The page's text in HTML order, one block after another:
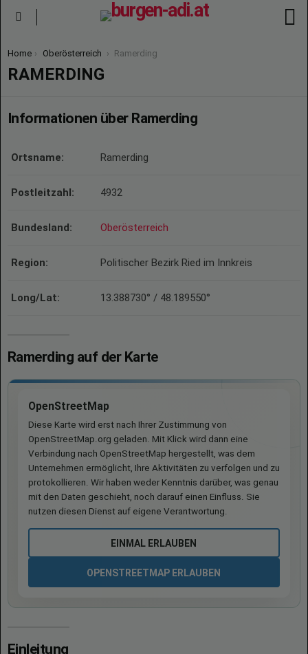
You are here:
Home Oberösterreich Ramerding
RAMERDING
Informationen über Ramerding
Ortsname: Ramerding
Postleitzahl: 4932
Bundesland: Oberösterreich
Region: Politischer Bezirk Ried im Innkreis
Long/Lat: 13.388730° / 48.189550°
Ramerding auf der Karte
OpenStreetMap
Diese Karte wird erst nach Ihrer Zustimmung von
OpenStreetMap.org geladen. Mit Klick wird dann eine
Verbindung nach OpenStreetMap hergestellt, was dem
Unternehmen ermöglicht, Ihre Aktivitäten zu verfolgen und zu
protokollieren. Wir haben weder Kenntnis darüber, was genau
mit den Daten geschieht, noch darauf einen Einfluss. Sie
nutzen diesen Dienst auf eigene Verantwortung.
EINMAL ERLAUBEN
OPENSTREETMAP ERLAUBEN
Einleitung